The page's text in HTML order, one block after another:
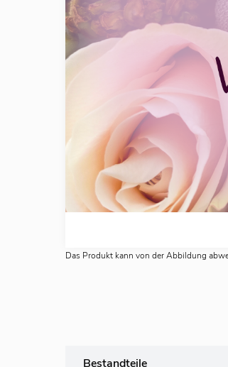
Das Produkt kann von der Abbildung
Bestandteile